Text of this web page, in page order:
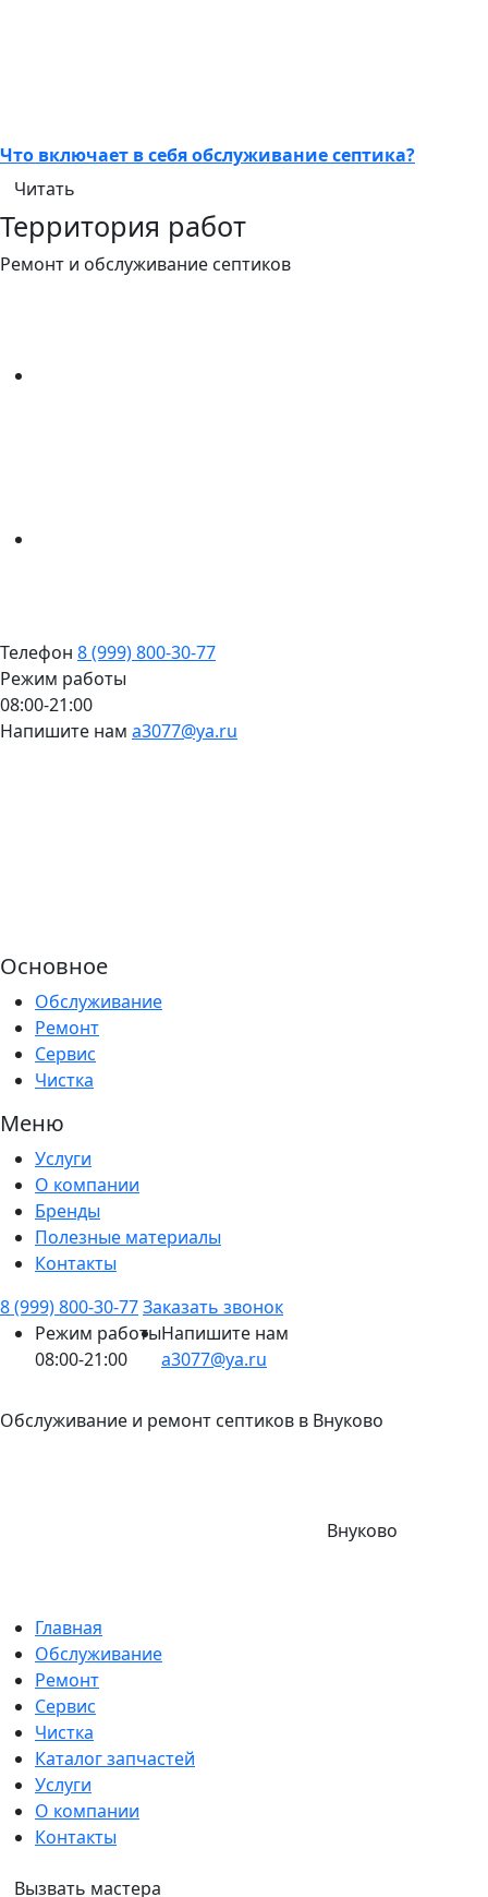
Что включает в себя обслуживание септика?
Читать
Территория работ
Ремонт и обслуживание септиков
Телефон 8 (999) 800-30-77
Режим работы
08:00-21:00
Напишите нам a3077@ya.ru
Основное
Обслуживание
Ремонт
Сервис
Чистка
Меню
Услуги
О компании
Бренды
Полезные материалы
Контакты
8 (999) 800-30-77Заказать звонок
Режим работы
08:00-21:00
Напишите нам
a3077@ya.ru
Обслуживание и ремонт септиков в Внуково
Внуково
Главная
Обслуживание
Ремонт
Сервис
Чистка
Каталог запчастей
Услуги
О компании
Контакты
Вызвать мастера